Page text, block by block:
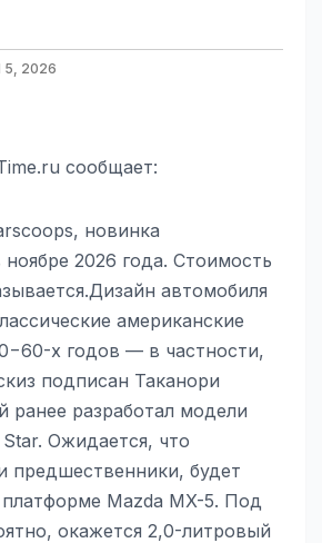
2026
сообщает:
новинка
2026 года. Стоимость
автомобиля
американские
х годов — в частности,
подписан Таканори
ранее разработал модели
Ожидается, что
предшественники, будет
Mazda MX-5. Под
окажется 2,0-литровый